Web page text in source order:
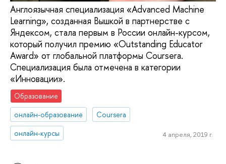
Англоязычная специализация «Advanced Machine
Learning», созданная Вышкой в партнерстве с
Яндексом, стала первым в России онлайн-курсом,
который получил премию «Outstanding Educator
Award» от глобальной платформы Coursera.
Специализация была отмечена в категории
«Инновации».
Образование
онлайн-образование
Coursera
онлайн-курсы
4 апреля, 2019 г.